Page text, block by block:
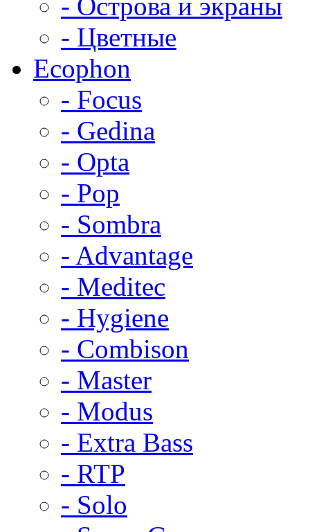
- Цветные
Ecophon
- Focus
- Gedina
- Opta
- Pop
- Sombra
- Advantage
- Meditec
- Hygiene
- Combison
- Master
- Modus
- Extra Bass
- RTP
- Solo